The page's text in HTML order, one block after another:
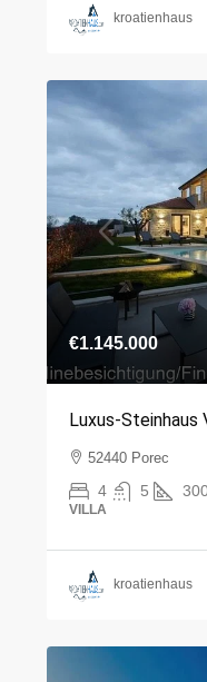
kroatienhaus
€1.145.000
Luxus-Steinhaus
52440 Porec
4 5
VILLA
kroatienhaus